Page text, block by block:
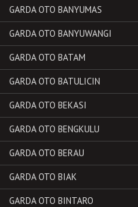
GARDA OTO BANYUMAS
GARDA OTO BANYUWANGI
GARDA OTO BATAM
GARDA OTO BATULICIN
GARDA OTO BEKASI
GARDA OTO BENGKULU
GARDA OTO BERAU
GARDA OTO BIAK
GARDA OTO BINTARO